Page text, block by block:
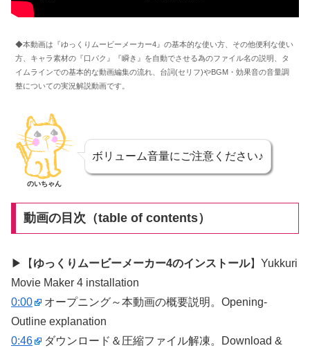
◆本動画は『ゆっくりムービーメーカー4』の基本的な使い方、その他便利な使い
方、キャラ素材の『口パク』『瞬き』を自動でさせる為のファイル名の説明、タ
イムラインでの基本的な動画編集の流れ、台詞(セリフ)やBGM・効果音の音量調
整についての実況解説動画です。
のいちゃん
ボリューム音量にご注意ください♪
動画の目次（table of contents）
▶【 ゆっくりムービーメーカー4のインストール】Yukkuri
Movie Maker 4 installation
0:00
オープニング～本動画の概要説明。Opening-
Outline explanation
0:46
ダウンロード＆圧縮ファイル解凍。Download &